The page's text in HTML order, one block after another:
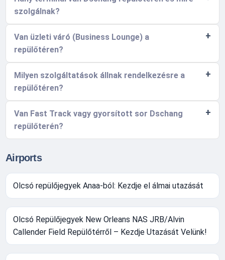
szolgálnak?
Van üzleti váró (Business Lounge) a
repülőtéren?
Milyen szolgáltatások állnak rendelkezésre a
repülőtéren?
Van Fast Track vagy gyorsított sor Dschang
repülőterén?
Airports
Olcsó repülőjegyek Anaa-ból: Kezdje el álmai utazását
Olcsó Repülőjegyek New Orleans NAS JRB/Alvin
Callender Field Repülőtérről – Kezdje Utazását Velünk!